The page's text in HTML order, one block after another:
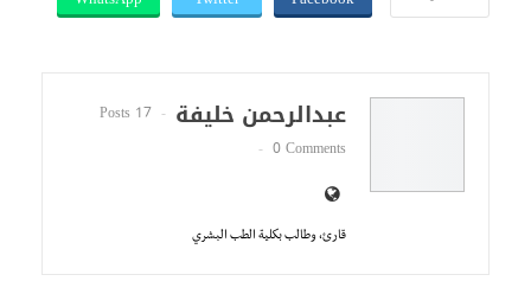
عبدالرحمن خليفة
17 Posts
0 Comments
قارئ، وطالب بكلية الطب البشري